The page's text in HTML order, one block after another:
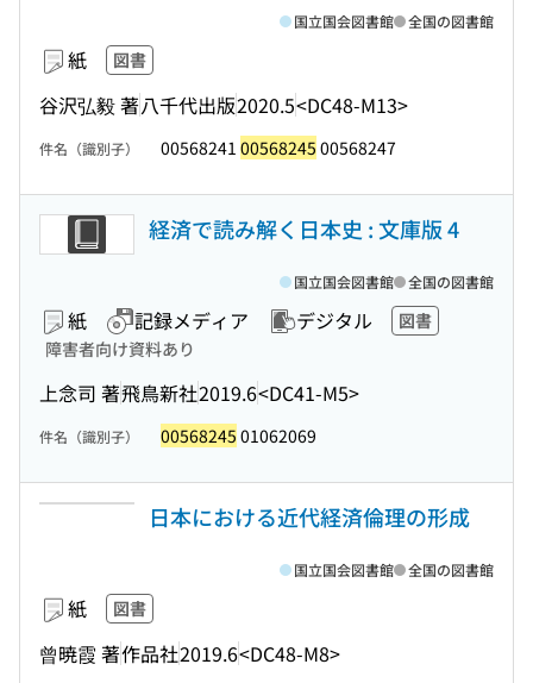
紙 図書
谷沢弘毅 著八千代出版2020.5<DC48-M13>
国立国会図書館 全国の図書館
件名（識別子） 00568241 00568245 00568247
経済で読み解く日本史 : 文庫版 4
紙 記録メディア デジタル
図書
障害者向け資料あり
上念司 著飛鳥新社2019.6<DC41-M5>
国立国会図書館 全国の図書館
件名（識別子） 00568245 01062069
日本における近代経済倫理の形成
紙 図書
曾暁霞 著作品社2019.6<DC48-M8>
国立国会図書館 全国の図書館